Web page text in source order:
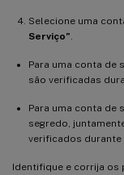
Selecione uma
Serviço”
Para uma conta de
são verificadas
Para uma conta de
segredo,
verificados durante
Identifique e corrija os